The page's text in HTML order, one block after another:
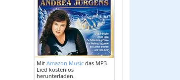
Mit Amazon Music das MP3-
Lied kostenlos
herunterladen.